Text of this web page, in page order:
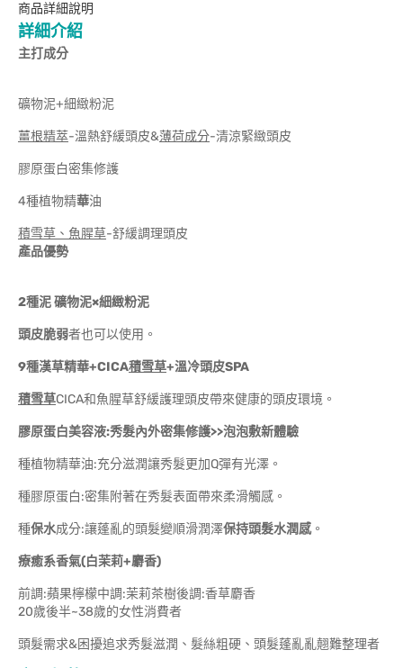
商品詳細說明
詳細介紹
主打成分
礦物泥+細緻粉泥
薑根精萃-溫熱舒緩頭皮&薄荷成分-清涼緊緻頭皮
膠原蛋白密集修護
4種植物精華油
積雪草、魚腥草-舒緩調理頭皮
產品優勢
2種泥 礦物泥×細緻粉泥
頭皮脆弱者也可以使用。
9種漢草精華+CICA積雪草+溫冷頭皮SPA
積雪草CICA和魚腥草舒緩護理頭皮帶來健康的頭皮環境。
膠原蛋白美容液:秀髮內外密集修護>>泡泡敷新體驗
種植物精華油:充分滋潤讓秀髮更加Q彈有光澤。
種膠原蛋白:密集附著在秀髮表面帶來柔滑觸感。
種保水成分:讓蓬亂的頭髮變順滑潤澤保持頭髮水潤感。
療癒系香氣(白茉莉+麝香)
前調:蘋果檸檬中調:茉莉茶樹後調:香草麝香
20歲後半~38歲的女性消費者
頭髮需求&困擾追求秀髮滋潤、髮絲粗硬、頭髮蓬亂亂翹難整理者